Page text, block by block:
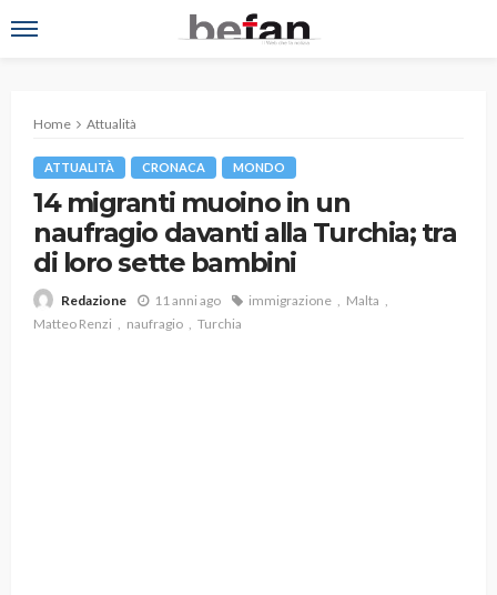
Home Attualità
ATTUALITÀ CRONACA MONDO
14 migranti muoino in un
naufragio davanti alla Turchia; tra
di loro sette bambini
Redazione 11 anni ago immigrazione
Malta
Matteo Renzi
naufragio Turchia